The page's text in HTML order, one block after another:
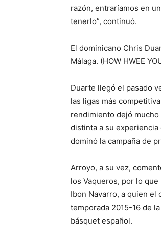
razón, entraríamos en
tenerlo”, continuó.
El dominicano Chris
Málaga. (HOW HWEE
Duarte llegó el pasado
las ligas más
rendimiento dejó
distinta a su
dominó la campaña de
Arroyo, a su vez,
los Vaqueros, por lo
Ibon Navarro, a quien
temporada 2015-16 de
básquet español.